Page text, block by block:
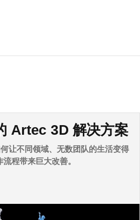
Artec 3D 解决方案
让不同领域、无数团队的生活变得
程带来巨大改善。